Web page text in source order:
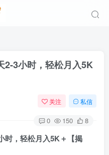
2-3小时，轻松月入5K
关注 私信
0 150 8
时，轻松月入5K＋【揭